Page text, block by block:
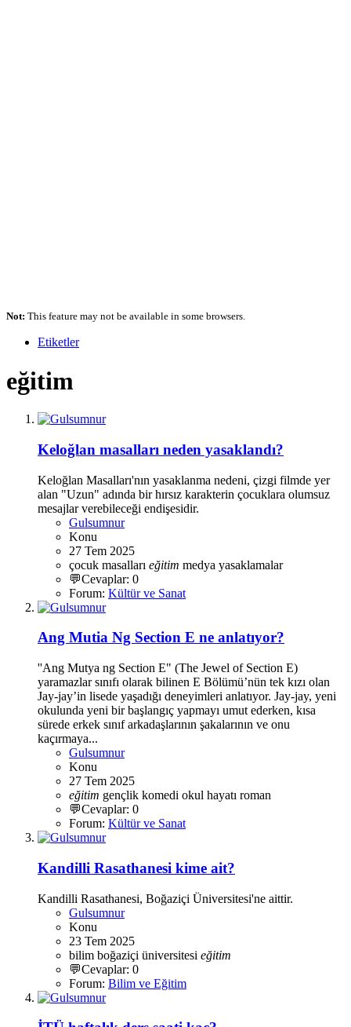
Not: This feature may not be available in some browsers.
Etiketler
eğitim
Keloğlan masalları neden yasaklandı?
Keloğlan Masalları'nın yasaklanma nedeni, çizgi filmde yer
alan "Uzun" adında bir hırsız karakterin çocuklara olumsuz
mesajlar verebileceği endişesidir.
Gulsumnur
Konu
27 Tem 2025
çocuk masalları eğitim medya yasaklamalar
💬Cevaplar: 0
Forum: Kültür ve Sanat
Ang Mutia Ng Section E ne anlatıyor?
''Ang Mutya ng Section E" (The Jewel of Section E)
yaramazlar sınıfı olarak bilinen E Bölümü’nün tek kızı olan
Jay-jay’in lisede yaşadığı deneyimleri anlatıyor. Jay-jay, yeni
okulunda yeni bir başlangıç yapmayı umut ederken, kısa
sürede erkek sınıf arkadaşlarının şakalarının ve onu
kaçırmaya...
Gulsumnur
Konu
27 Tem 2025
eğitim gençlik komedi okul hayatı roman
💬Cevaplar: 0
Forum: Kültür ve Sanat
Kandilli Rasathanesi kime ait?
Kandilli Rasathanesi, Boğaziçi Üniversitesi'ne aittir.
Gulsumnur
Konu
23 Tem 2025
bilim boğaziçi üniversitesi eğitim
💬Cevaplar: 0
Forum: Bilim ve Eğitim